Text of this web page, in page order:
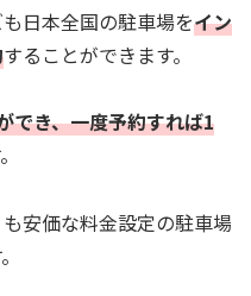
日本全国の駐車場をイン
することができます。
でき、一度予約すれば1
安価な料金設定の駐車場